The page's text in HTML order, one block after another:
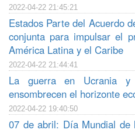
2022-04-22 21:45:21
Estados Parte del Acuerdo
conjunta para impulsar el
América Latina y el Caribe
2022-04-22 21:44:41
La guerra en Ucrania y
ensombrecen el horizonte
2022-04-22 19:40:50
07 de abril: Día Mundial